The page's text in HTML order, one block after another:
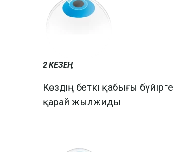
2 КЕЗЕҢ
Көздің беткі қабығы бүйірге
қарай жылжиды